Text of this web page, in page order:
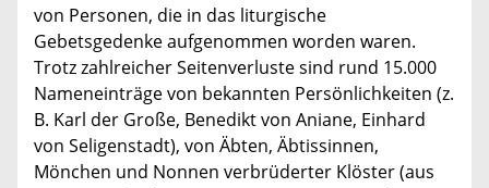
von Personen, die in das liturgische
Gebetsgedenke aufgenommen worden waren.
Trotz zahlreicher Seitenverluste sind rund 15.000
Nameneinträge von bekannten Persönlichkeiten (z.
B. Karl der Große, Benedikt von Aniane, Einhard
von Seligenstadt), von Äbten, Äbtissinnen,
Mönchen und Nonnen verbrüderter Klöster (aus